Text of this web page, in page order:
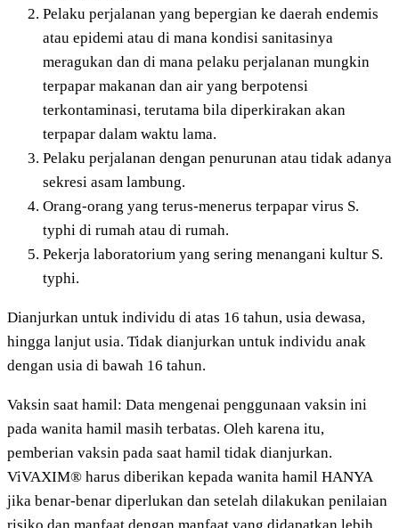
Pelaku perjalanan yang bepergian ke daerah endemis
atau epidemi atau di mana kondisi sanitasinya
meragukan dan di mana pelaku perjalanan mungkin
terpapar makanan dan air yang berpotensi
terkontaminasi, terutama bila diperkirakan akan
terpapar dalam waktu lama.
Pelaku perjalanan dengan penurunan atau tidak adanya
sekresi asam lambung.
Orang-orang yang terus-menerus terpapar virus S.
typhi di rumah atau di rumah.
Pekerja laboratorium yang sering menangani kultur S.
typhi.
Dianjurkan untuk individu di atas 16 tahun, usia dewasa,
hingga lanjut usia. Tidak dianjurkan untuk individu anak
dengan usia di bawah 16 tahun.
Vaksin saat hamil: Data mengenai penggunaan vaksin ini
pada wanita hamil masih terbatas. Oleh karena itu,
pemberian vaksin pada saat hamil tidak dianjurkan.
ViVAXIM® harus diberikan kepada wanita hamil HANYA
jika benar-benar diperlukan dan setelah dilakukan penilaian